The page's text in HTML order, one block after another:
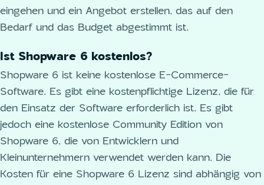
eingehen und ein Angebot erstellen, das auf den
Bedarf und das Budget abgestimmt ist.
Ist Shopware 6 kostenlos?
Shopware 6 ist keine kostenlose E-Commerce-
Software. Es gibt eine kostenpflichtige Lizenz, die für
den Einsatz der Software erforderlich ist. Es gibt
jedoch eine kostenlose Community Edition von
Shopware 6, die von Entwicklern und
Kleinunternehmern verwendet werden kann. Die
Kosten für eine Shopware 6 Lizenz sind abhängig von